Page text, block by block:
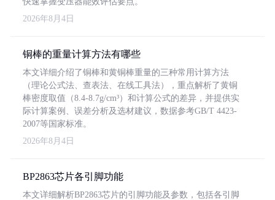
2026年8月4日
铜棒的重量计算方法有哪些
本文详细介绍了铜棒和黄铜棒重量的三种常用计算方法
（理论公式法、查表法、在线工具法），重点解析了黄铜
棒密度取值（8.4-8.7g/cm³）和计算公式的差异，并提供实
际计算案例、误差分析及选材建议，数据参考GB/T 4423-
2007等国家标准。
2026年8月4日
BP2863芯片各引脚功能
本文详细解析BP2863芯片的引脚功能及参数，包括各引脚